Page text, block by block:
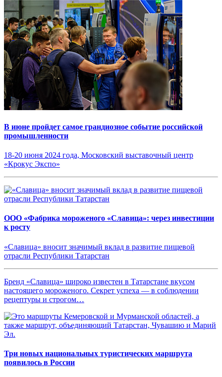
В июне пройдет самое грандиозное событие российской
промышленности
18-20 июня 2024 года, Московский выставочный центр
«Крокус Экспо»
ООО «Фабрика мороженого «Славица»: через инвестиции
к росту
«Славица» вносит значимый вклад в развитие пищевой
отрасли Республики Татарстан
Бренд «Славица» широко известен в Татарстане вкусом
настоящего мороженого. Секрет успеха — в соблюдении
рецептуры и строгом…
Три новых национальных туристических маршрута
появилось в России